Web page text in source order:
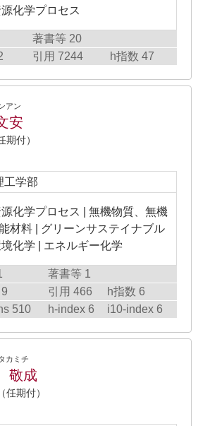
化学プロセス
著書等 20
引用 7244 h指数 47
アン
安
期付）
工学部
化学プロセス | 無機物質、無機
材料 | グリーンサステイナブル
化学 | エネルギー化学
著書等 1
引用 466 h指数 6
510 h-index 6 i10-index 6
カミチ
敬成
任期付）